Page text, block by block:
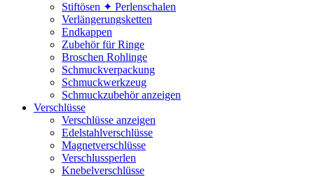
Stiftösen ✦ Perlenschalen
Verlängerungsketten
Endkappen
Zubehör für Ringe
Broschen Rohlinge
Schmuckverpackung
Schmuckwerkzeug
Schmuckzubehör anzeigen
Verschlüsse
Verschlüsse anzeigen
Edelstahlverschlüsse
Magnetverschlüsse
Verschlussperlen
Knebelverschlüsse